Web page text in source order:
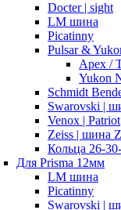
Docter | sight
LM шина
Picatinny
Pulsar &
Apex /
Yukon
Schmidt
Swarovski |
Venox | Patriot
Zeiss | шина
Кольца 26-
Для Prisma 12мм
LM шина
Picatinny
Swarovski |